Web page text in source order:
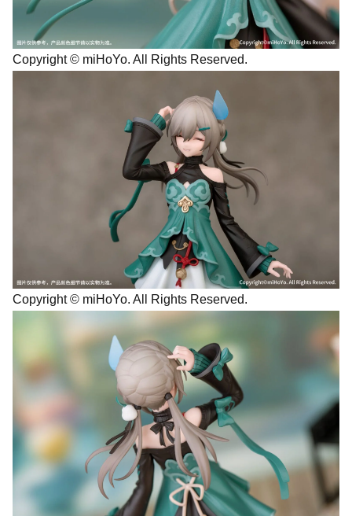
Copyright © miHoYo. All Rights Reserved.
Copyright © miHoYo. All Rights Reserved.